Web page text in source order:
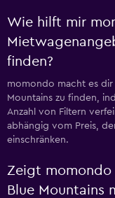
Wie hilft mir
finden?
momondo macht es
Mountains zu finden,
Anzahl von Filtern
abhängig vom Preis,
einschränken.
Zeigt
Blue Mountains